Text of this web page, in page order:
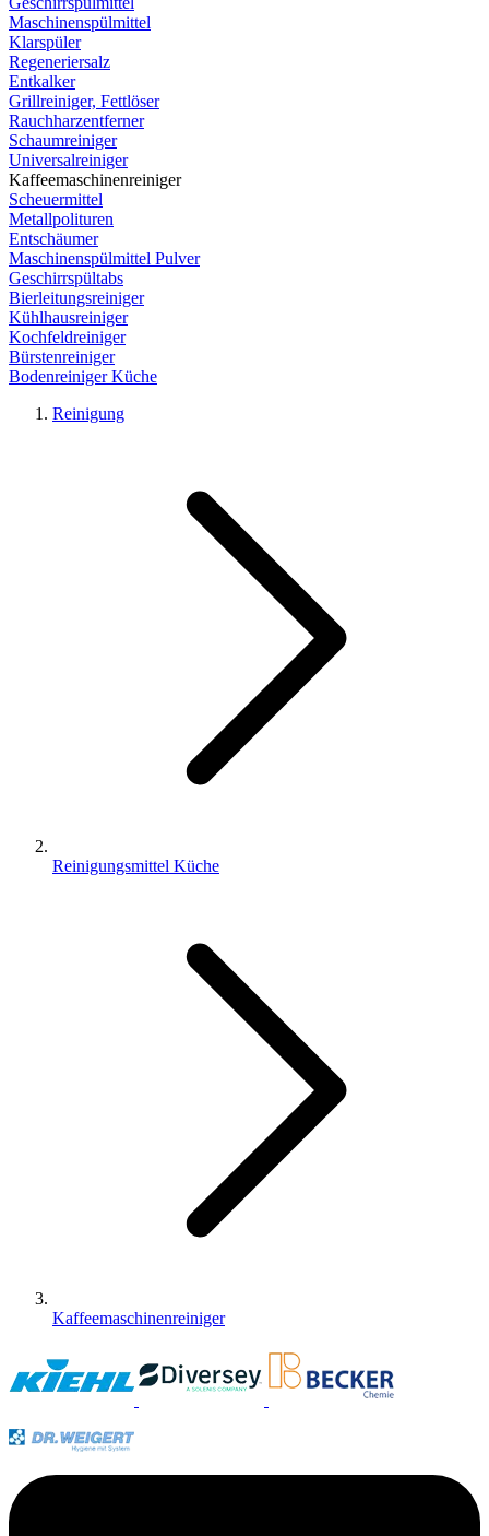
Maschinenspülmittel
Klarspüler
Regeneriersalz
Entkalker
Grillreiniger, Fettlöser
Rauchharzentferner
Schaumreiniger
Universalreiniger
Kaffeemaschinenreiniger
Scheuermittel
Metallpolituren
Entschäumer
Maschinenspülmittel Pulver
Geschirrspültabs
Bierleitungsreiniger
Kühlhausreiniger
Kochfeldreiniger
Bürstenreiniger
Bodenreiniger Küche
Reinigung
Reinigungsmittel Küche
Kaffeemaschinenreiniger